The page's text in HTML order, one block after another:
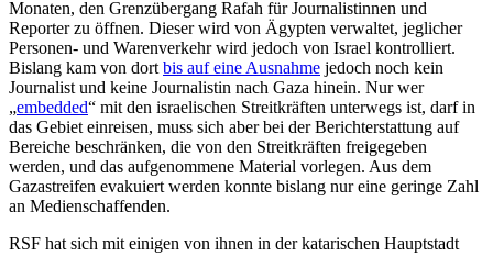
Monaten, den Grenzübergang Rafah für Journalistinnen und
Reporter zu öffnen. Dieser wird von Ägypten verwaltet, jeglicher
Personen- und Warenverkehr wird jedoch von Israel kontrolliert.
Bislang kam von dortbis auf eine Ausnahme jedoch noch kein
Journalist und keine Journalistin nach Gaza hinein. Nur wer
„embedded“ mit den israelischen Streitkräften unterwegs ist, darf in
das Gebiet einreisen, muss sich aber bei der Berichterstattung auf
Bereiche beschränken, die von den Streitkräften freigegeben
werden, und das aufgenommene Material vorlegen. Aus dem
Gazastreifen evakuiert werden konnte bislang nur eine geringe Zahl
an Medienschaffenden.
RSF hat sich mit einigen von ihnen in der katarischen Hauptstadt